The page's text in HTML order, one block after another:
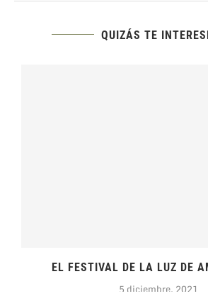
QUIZÁS TE
EL FESTIVAL DE LA LUZ DE
5 diciembre, 2021